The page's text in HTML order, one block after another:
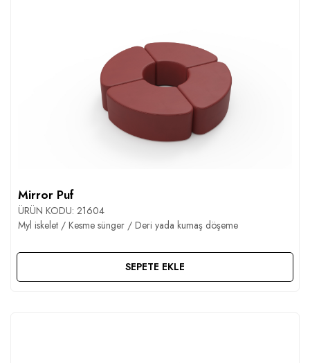
Mirror Puf
ÜRÜN KODU: 21604
Myl iskelet / Kesme sünger / Deri yada kumaş döşeme
SEPETE EKLE